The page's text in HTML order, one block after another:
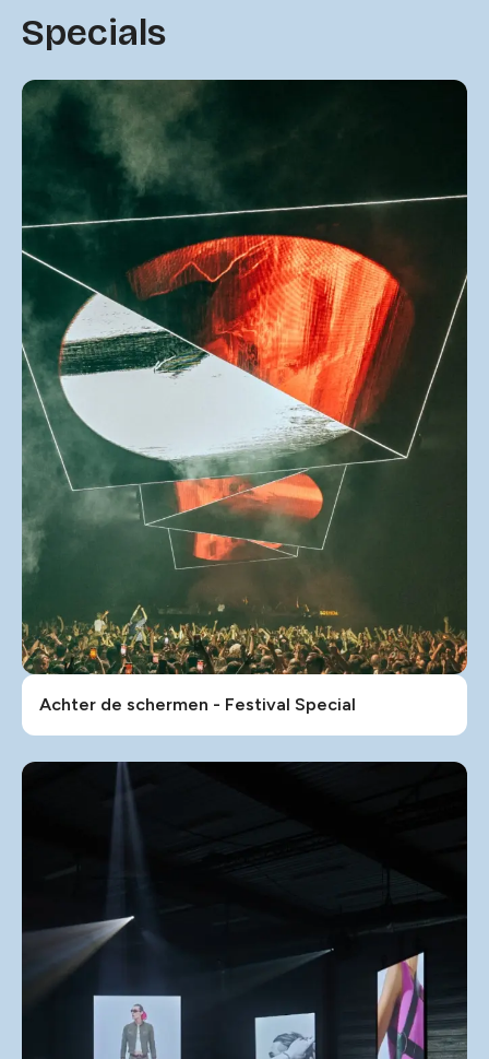
Specials
Achter de schermen - Festival Special